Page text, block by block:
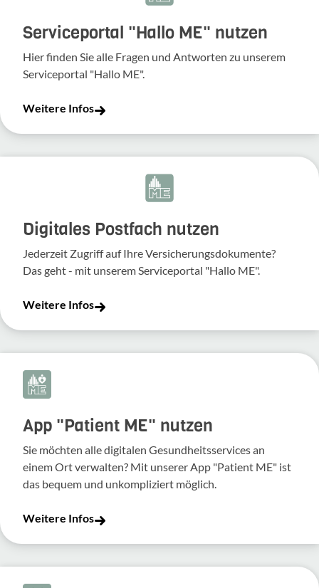
Serviceportal "Hallo ME" nutzen
Hier finden Sie alle Fragen und Antworten zu unserem
Serviceportal "Hallo ME".
Weitere Infos
Digitales Postfach nutzen
Jederzeit Zugriff auf Ihre Versicherungsdokumente?
Das geht - mit unserem Serviceportal "Hallo ME".
Weitere Infos
App "Patient ME" nutzen
Sie möchten alle digitalen Gesundheitsservices an
einem Ort verwalten? Mit unserer App "Patient ME" ist
das bequem und unkompliziert möglich.
Weitere Infos